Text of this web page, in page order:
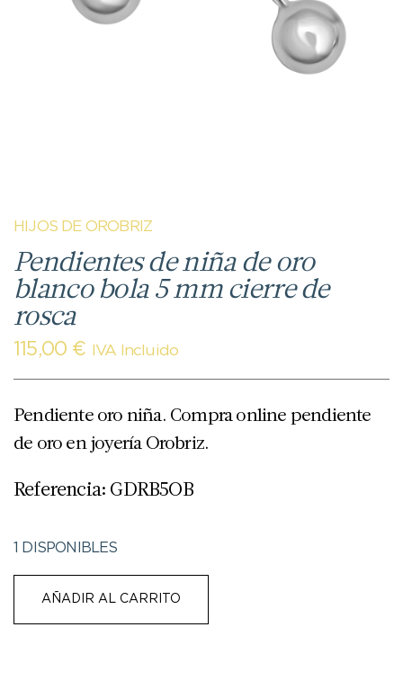
HIJOS DE OROBRIZ
Pendientes de niña de oro
blanco bola 5 mm cierre de
rosca
115,00 € IVA Incluido
Pendiente oro niña. Compra online pendiente
de oro en joyería Orobriz.
Referencia: GDRB5OB
1 DISPONIBLES
AÑADIR AL CARRITO